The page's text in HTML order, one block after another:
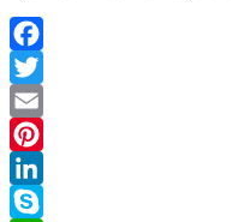
Facebook
Twitter
Email
Pinterest
LinkedIn